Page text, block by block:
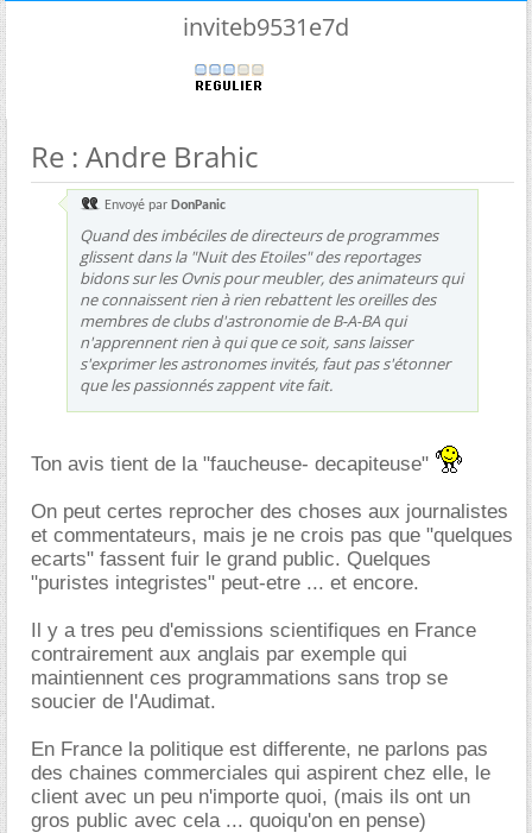
inviteb9531e7d
Re : Andre Brahic
Envoyé par DonPanic
Quand des imbéciles de directeurs de programmes
glissent dans la "Nuit des Etoiles" des reportages
bidons sur les Ovnis pour meubler, des animateurs qui
ne connaissent rien à rien rebattent les oreilles des
membres de clubs d'astronomie de B-A-BA qui
n'apprennent rien à qui que ce soit, sans laisser
s'exprimer les astronomes invités, faut pas s'étonner
que les passionnés zappent vite fait.
Ton avis tient de la "faucheuse- decapiteuse"
On peut certes reprocher des choses aux journalistes
et commentateurs, mais je ne crois pas que "quelques
ecarts" fassent fuir le grand public. Quelques
"puristes integristes" peut-etre ... et encore.
Il y a tres peu d'emissions scientifiques en France
contrairement aux anglais par exemple qui
maintiennent ces programmations sans trop se
soucier de l'Audimat.
En France la politique est differente, ne parlons pas
des chaines commerciales qui aspirent chez elle, le
client avec un peu n'importe quoi, (mais ils ont un
gros public avec cela ... quoiqu'on en pense)